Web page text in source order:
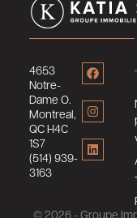
4653
Notre-
Dame O.
Montreal,
QC H4C
1S7
(514) 939-
3163
© 2026 - Groupe